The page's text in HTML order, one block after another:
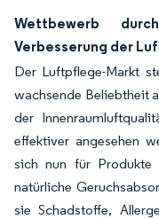
Wettbewerb
Verbesserung der
Der Luftpflege-Markt
wachsende Beliebtheit
der
effektiver angesehen
sich nun für Produkte
natürliche
sie Schadstoffe,